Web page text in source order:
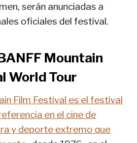
serán anunciadas a
oficiales del festival.
Mountain
World Tour
Film Festival es el festival
en el cine de
y deporte extremo que